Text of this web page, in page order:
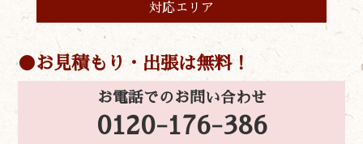
対応エリア
お見積もり・出張は無料！
お電話でのお問い合わせ
0120-176-386